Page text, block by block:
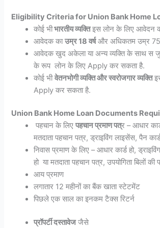
Eligibility Criteria for Union Bank Home
कोई भीभारतीय व्यक्तिइस लोन के लिए आवेदन
आवेदक काउम्र 18 वर्षऔर अधिकतम उम्र 75
आवेदक खुद अकेला या अन्य व्यक्ति के साथ स
के रूप लोन के लिए Apply कर सकता है.
कोई भीवेतनभोगी व्यक्ति और स्वरोजगार व्यक्ति
Apply कर सकता है.
Union Bank Home Loan Documents
पहचान के लिएपहचान प्रमाण पत्र – आधार
मतदाता पहचान पत्र, ड्राइविंग लाइसेंस, पैन
निवास प्रमाण के लिए – आधार कार्ड हो,
हो या मतदाता पहचान पत्र, उपयोगिता बिलों की
आय प्रमाण
लगातार 12 महीनों का बैंक खाता स्टेटमेंट
पिछले एक साल का इनकम टैक्स रिटर्न
प्रॉपर्टी दस्तावेजजैसे